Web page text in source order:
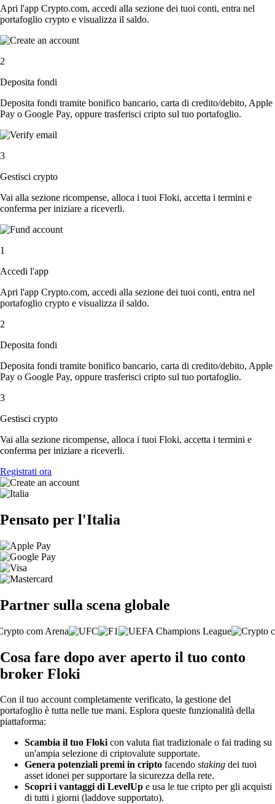
Apri l'app Crypto.com, accedi alla sezione dei tuoi conti, entra nel
portafoglio crypto e visualizza il saldo.
2
Deposita fondi
Deposita fondi tramite bonifico bancario, carta di credito/debito, Apple
Pay o Google Pay, oppure trasferisci cripto sul tuo portafoglio.
3
Gestisci crypto
Vai alla sezione ricompense, alloca i tuoi Floki, accetta i termini e
conferma per iniziare a riceverli.
1
Accedi l'app
Apri l'app Crypto.com, accedi alla sezione dei tuoi conti, entra nel
portafoglio crypto e visualizza il saldo.
2
Deposita fondi
Deposita fondi tramite bonifico bancario, carta di credito/debito, Apple
Pay o Google Pay, oppure trasferisci cripto sul tuo portafoglio.
3
Gestisci crypto
Vai alla sezione ricompense, alloca i tuoi Floki, accetta i termini e
conferma per iniziare a riceverli.
Registrati ora
Pensato per l'Italia
Partner sulla scena globale
Cosa fare dopo aver aperto il tuo conto
broker Floki
Con il tuo account completamente verificato, la gestione del
portafoglio è tutta nelle tue mani. Esplora queste funzionalità della
piattaforma:
Scambia il tuo Flokicon valuta fiat tradizionale o fai trading su
un'ampia selezione di criptovalute supportate.
Genera potenziali premi in cripto facendo staking dei tuoi
asset idonei per supportare la sicurezza della rete.
Scopri i vantaggi di LevelUp e usa le tue cripto per gli acquisti
di tutti i giorni (laddove supportato).